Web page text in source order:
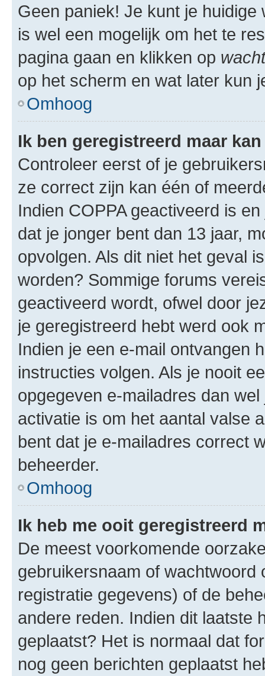
Geen paniek! Je kunt je
is wel een mogelijk om het te
pagina gaan en klikken op
op het scherm en wat later kun
Omhoog
Ik ben geregistreerd maar
Controleer eerst of je
ze correct zijn kan één of
Indien COPPA geactiveerd is
dat je jonger bent dan 13 jaar,
opvolgen. Als dit niet het geval
worden? Sommige forums
geactiveerd wordt, ofwel door
je geregistreerd hebt werd ook
Indien je een e-mail ontvangen
instructies volgen. Als je nooit
opgegeven e-mailadres dan
activatie is om het aantal valse
bent dat je e-mailadres correct
beheerder.
Omhoog
Ik heb me ooit geregistreerd
De meest voorkomende
gebruikersnaam of wachtwoord
registratie gegevens) of de
andere reden. Indien dit laatste
geplaatst? Het is normaal dat
nog geen berichten geplaatst